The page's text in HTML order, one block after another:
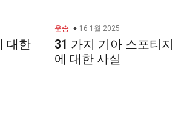
대한
운송 16 1월 2025
31 가지 기아 스포티지
에 대한 사실